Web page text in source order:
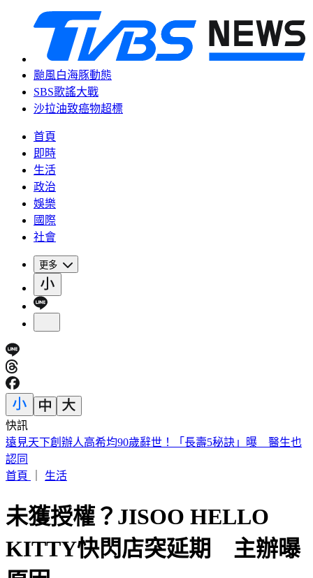
颱風白海豚動態
SBS歌謠大戰
沙拉油致癌物超標
首頁
即時
生活
政治
娛樂
國際
社會
更多
快訊
美股開盤／聯準會升息疑慮意外減緩！標普、那指「雙開高」
首頁
未獲授權？JISOO HELLO
KITTY快閃店突延期 主辦曝
原因